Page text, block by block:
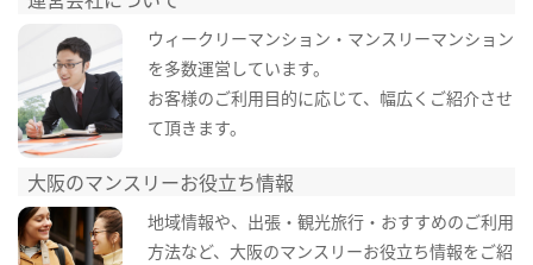
ウィークリーマンション・マンスリーマンション
を多数運営しています。
お客様のご利用目的に応じて、幅広くご紹介させ
て頂きます。
大阪のマンスリーお役立ち情報
地域情報や、出張・観光旅行・おすすめのご利用
方法など、大阪のマンスリーお役立ち情報をご紹